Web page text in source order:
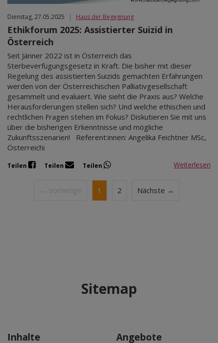
Dienstag, 27.05.2025 | Haus der Begegnung
Ethikforum 2025: Assistierter Suizid in
Österreich
Seit Jänner 2022 ist in Österreich das
Sterbeverfügungsgesetz in Kraft. Die bisher mit dieser
Regelung des assistierten Suizids gemachten Erfahrungen
werden von der Österreichischen Palliativgesellschaft
gesammelt und evaluiert. Wie sieht die Praxis aus? Welche
Herausforderungen stellen sich? Und welche ethischen und
rechtlichen Fragen stehen im Fokus? Diskutieren Sie mit uns
über die bisherigen Erkenntnisse und mögliche
Zukunftsszenarien! Referent:innen: Angelika Feichtner MSc,
Österreichi
Teilen Teilen Teilen Weiterlesen
← Vorherige 1 2 Nächste →
Sitemap
Inhalte Angebote